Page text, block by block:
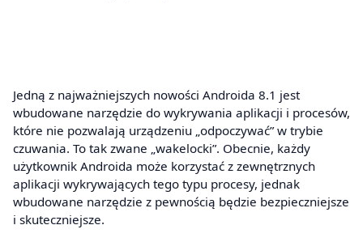
Jedną z najważniejszych nowości Androida 8.1 jest
wbudowane narzędzie do wykrywania aplikacji i procesów,
które nie pozwalają urządzeniu „odpoczywać” w trybie
czuwania. To tak zwane „wakelocki”. Obecnie, każdy
użytkownik Androida może korzystać z zewnętrznych
aplikacji wykrywających tego typu procesy, jednak
wbudowane narzędzie z pewnością będzie bezpieczniejsze
i skuteczniejsze.